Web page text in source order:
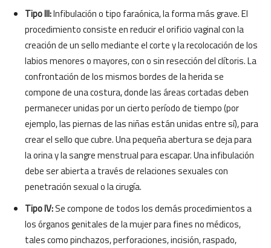
Tipo III:Infibulación o tipo faraónica, la forma más grave. El
procedimiento consiste en reducir el orificio vaginal con la
creación de un sello mediante el corte y la recolocación de los
labios menores o mayores, con o sin resección del clítoris. La
confrontación de los mismos bordes de la herida se
compone de una costura, donde las áreas cortadas deben
permanecer unidas por un cierto período de tiempo (por
ejemplo, las piernas de las niñas están unidas entre sí), para
crear el sello que cubre. Una pequeña abertura se deja para
la orina y la sangre menstrual para escapar. Una infibulación
debe ser abierta a través de relaciones sexuales con
penetración sexual o la cirugía.
Tipo IV:Se compone de todos los demás procedimientos a
los órganos genitales de la mujer para fines no médicos,
tales como pinchazos, perforaciones, incisión, raspado,